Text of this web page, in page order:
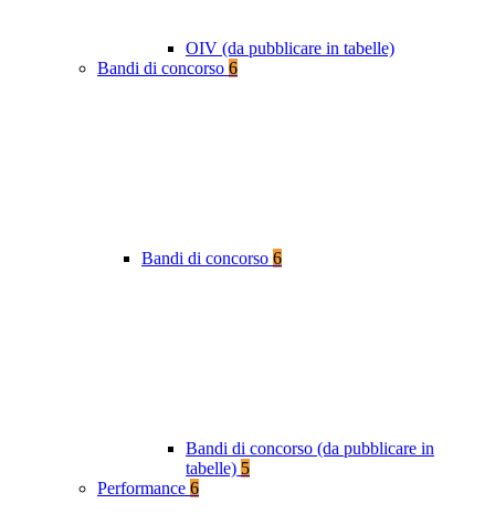
OIV (da pubblicare in tabelle)
Bandi di concorso 6
Bandi di concorso 6
Bandi di concorso (da pubblicare in
tabelle) 5
Performance 6